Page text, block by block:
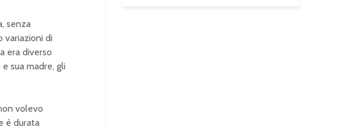
senza
variazioni di
era diverso
sua madre, gli
volevo
è durata